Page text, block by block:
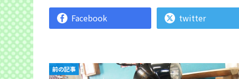
Facebook twitter
前の記事